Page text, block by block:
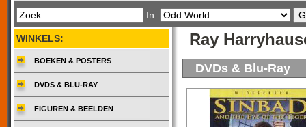
In:
Ray
DVDs & Blu-Ray
WINKELS:
BOEKEN & POSTERS
DVDS & BLU-RAY
FIGUREN & BEELDEN